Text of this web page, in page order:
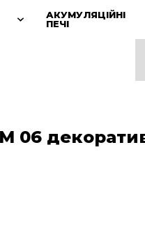
АКУМУЛЯЦІЙНІ
ПЕЧІ
06